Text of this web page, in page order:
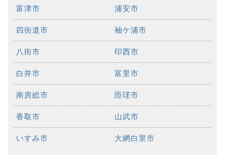
富津市 浦安市
四街道市 袖ケ浦市
八街市 印西市
白井市 富里市
南房総市 匝瑳市
香取市 山武市
いすみ市 大網白里市